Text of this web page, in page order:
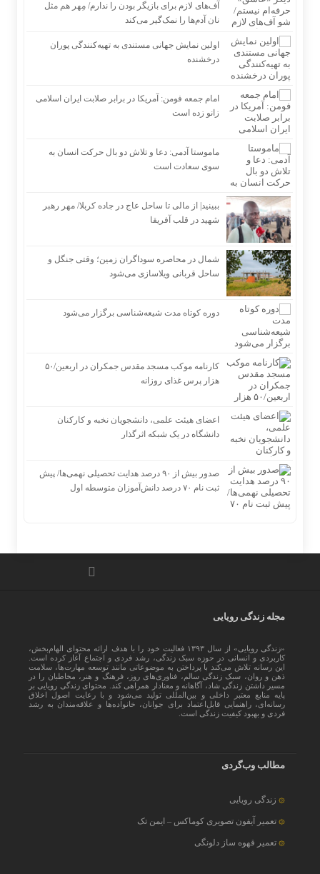
آف‌های لازم برای بازیگر بودن را ندارم/ مِهر هم مثل
نان آدم‌ها را نمک‌گیر می‌کند
اولین نمایش جهانی مستندی به تهیه‌کنندگی پوران
درخشنده
امام جمعه فومن: آمریکا در برابر صلابت ایران اسلامی
زانو زده است
ماموستا آدمی: دعا و تلاش دو بال حرکت انسان به
سوی سعادت است
ببینید| از مالی تا ساحل عاج در جاده کربلا/ مهر رهبر
شهید در قلب آفریقا
شمال در محاصره سوداگران زمین؛ وقتی جنگل و
ساحل قربانی ویلاسازی می‌شود
دوره کوتاه مدت شیعه‌شناسی برگزار می‌شود
کارنامه موکب مسجد مقدس جمکران در اربعین/۵۰
هزار پرس غذای روزانه
اعضای هیئت علمی، دانشجویان نخبه و کارکنان
دانشگاه در یک شبکه‌ اثرگذار
صدور بیش از ۹۰ درصد هدایت تحصیلی نهمی‌ها/ پیش
ثبت نام ۷۰ درصد دانش‌آموزان متوسطه اول
مجله زندگی رویایی
«زندگی رویایی» از سال ۱۳۹۳ فعالیت خود را با هدف ارائه محتوای الهام‌بخش،
کاربردی و انسانی در حوزه سبک زندگی، رشد فردی و اجتماع آغاز کرده است.
این رسانه تلاش می‌کند با پرداختن به موضوعاتی مانند توسعه مهارت‌ها، سلامت
ذهن و روان، سبک زندگی سالم، فناوری‌های روز، فرهنگ و هنر، مخاطبان را در
مسیر داشتن زندگی شاد، آگاهانه و معنادار همراهی کند. محتوای زندگی رویایی بر
پایه منابع معتبر داخلی و بین‌المللی تولید می‌شود و با رعایت اصول اخلاق
رسانه‌ای، راهنمایی قابل‌اعتماد برای جوانان، خانواده‌ها و علاقه‌مندان به رشد
فردی و بهبود کیفیت زندگی است.
مطالب وب‌گردی
زندگی رویایی
تعمیر آیفون تصویری کوماکس – ایمن تک
تعمیر قهوه ساز دلونگی